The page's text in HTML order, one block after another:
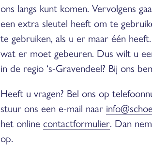
ons langs kunt komen. Vervolgens
een extra sleutel heeft om te
te gebruiken, als u er maar één
wat er moet gebeuren. Dus wilt u
in de regio ‘s-Gravendeel? Bij ons
Heeft u vragen? Bel ons op
stuur ons een e-mail naar
het online contactformulier. Dan
op.